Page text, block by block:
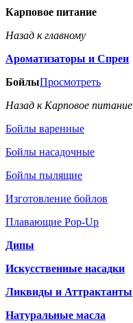
Карповое питание
Назад к главному
Ароматизаторы и Спреи
БойлыПросмотреть
Назад к Карповое питание
Бойлы варенные
Бойлы насадочные
Бойлы пылящие
Изготовление бойлов
Плавающие Pop-Up
Дипы
Искусственные насадки
Ликвиды и Аттрактанты
Натуральные масла